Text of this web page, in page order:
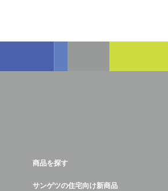
商品を探す
サンゲツの住宅向け新商品